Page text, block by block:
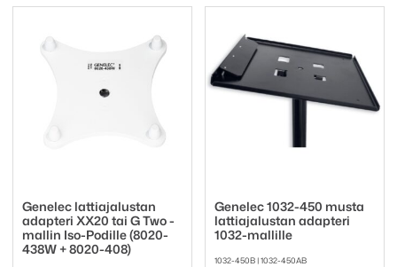
Genelec lattiajalustan
adapteri XX20 tai G Two -
mallin Iso-Podille (8020-
438W + 8020-408)
Genelec 1032-450 musta
lattiajalustan adapteri
1032-mallille
1032-450B | 1032-450AB